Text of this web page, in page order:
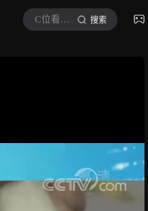
C位看健康 搜索